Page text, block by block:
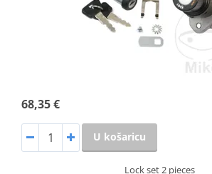
68,35 €
U košaricu
Lock set 2 pieces